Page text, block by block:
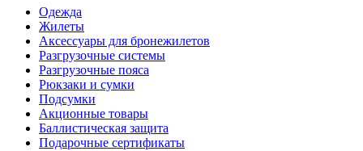
Одежда
Жилеты
Аксессуары для бронежилетов
Разгрузочные системы
Разгрузочные пояса
Рюкзаки и сумки
Подсумки
Акционные товары
Баллистическая защита
Подарочные сертификаты